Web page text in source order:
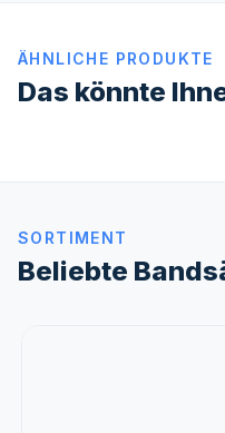
ÄHNLICHE PRODUKTE
Das könnte
SORTIMENT
Beliebte